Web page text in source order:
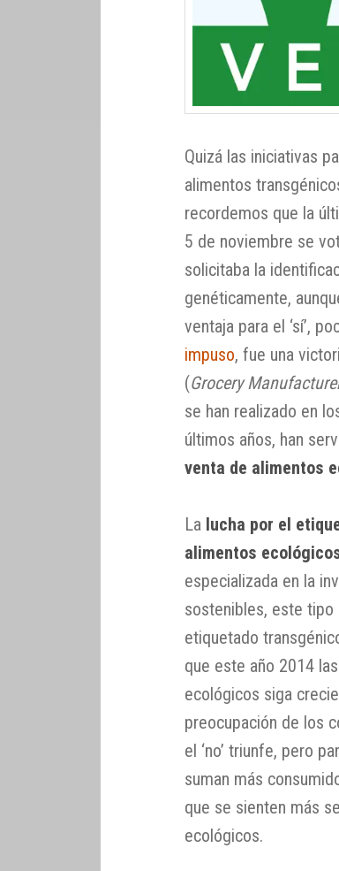
Quizá las iniciativas
alimentos
recordemos que la
5 de noviembre se
solicitaba la
genéticamente,
ventaja para el ‘sí’,
impuso, fue una
(Grocery
se han realizado en
últimos años, han
venta de alimentos
La lucha por el
alimentos
especializada en la
sostenibles, este tipo
etiquetado
que este año 2014
ecológicos siga
preocupación de los
el ‘no’ triunfe, pero
suman más
que se sienten más
ecológicos.